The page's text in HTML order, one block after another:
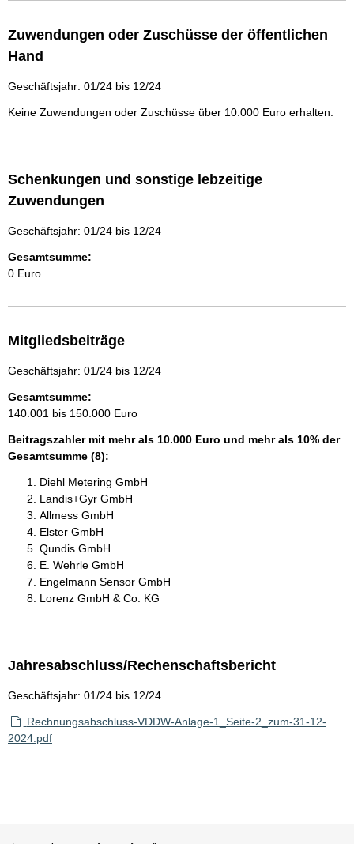
Zuwendungen oder Zuschüsse der öffentlichen
Hand
Geschäftsjahr: 01/24 bis 12/24
Keine Zuwendungen oder Zuschüsse über 10.000 Euro erhalten.
Schenkungen und sonstige lebzeitige
Zuwendungen
Geschäftsjahr: 01/24 bis 12/24
Gesamtsumme:
0 Euro
Mitgliedsbeiträge
Geschäftsjahr: 01/24 bis 12/24
Gesamtsumme:
140.001 bis 150.000 Euro
Beitragszahler mit mehr als 10.000 Euro und mehr als 10% der
Gesamtsumme (8):
Diehl Metering GmbH
Landis+Gyr GmbH
Allmess GmbH
Elster GmbH
Qundis GmbH
E. Wehrle GmbH
Engelmann Sensor GmbH
Lorenz GmbH & Co. KG
Jahresabschluss/Rechenschaftsbericht
Geschäftsjahr: 01/24 bis 12/24
Rechnungsabschluss-VDDW-Anlage-1_Seite-2_zum-31-12-
2024.pdf